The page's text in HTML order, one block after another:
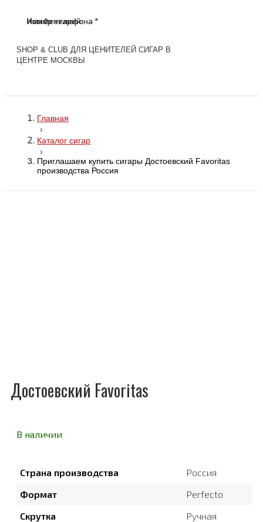
SHOP & CLUB ДЛЯ ЦЕНИТЕЛЕЙ СИГАР В
ЦЕНТРЕ МОСКВЫ
Главная
›
Каталог сигар
›
Приглашаем купить сигары Достоевский Favoritas
производства Россия
Достоевский Favoritas
В наличии
Страна производства
Россия
Формат
Perfecto
Скрутка
Ручная
Имя *
Номер телефона *
Комментарий
Имя *
Номер телефона *
Комментарий